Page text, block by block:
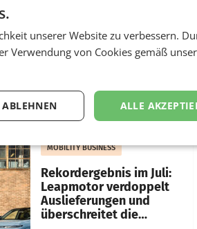
Filialen in Ober- und
Niederösterreich
Modernisierungsoffensive
erneuert Penny zwei Filialen in
Haag sowie im rund
MOBILITY BUSINESS
Rekordergebnis im Juli:
Leapmotor verdoppelt
Auslieferungen und
überschreitet die
unserer Website zu verbessern.
Verwendung von Cookies gemäß
ALLE